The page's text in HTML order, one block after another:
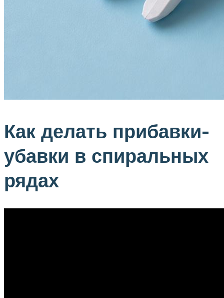
Как делать прибавки-
убавки в спиральных
рядах